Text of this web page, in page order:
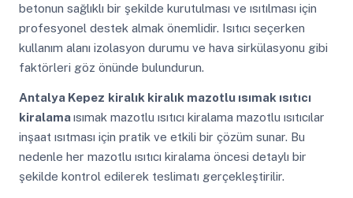
betonun sağlıklı bir şekilde kurutulması ve ısıtılması için
profesyonel destek almak önemlidir. Isıtıcı seçerken
kullanım alanı izolasyon durumu ve hava sirkülasyonu gibi
faktörleri göz önünde bulundurun.
Antalya Kepez kiralık kiralık mazotlu ısımak ısıtıcı
kiralamaısımak mazotlu ısıtıcı kiralama mazotlu ısıtıcılar
inşaat ısıtması için pratik ve etkili bir çözüm sunar. Bu
nedenle her mazotlu ısıtıcı kiralama öncesi detaylı bir
şekilde kontrol edilerek teslimatı gerçekleştirilir.